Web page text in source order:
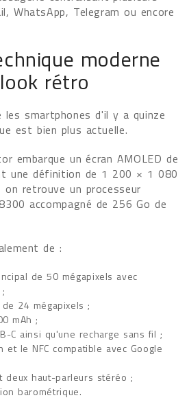
WhatsApp, Telegram ou encore
moderne
rétro
les smartphones d'il y a quinze
est bien plus actuelle.
embarque un écran AMOLED de
une définition de 1 200 × 1 080
retrouve un processeur
accompagné de 256 Go de
de :
de 50 mégapixels avec
24 mégapixels ;
mAh ;
C ainsi qu'une recharge sans fil ;
et le NFC compatible avec Google
deux haut-parleurs stéréo ;
barométrique.